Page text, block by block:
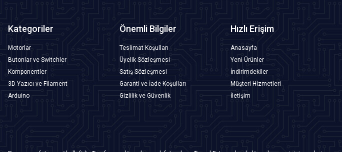
Kategoriler
Motorlar
Butonlar ve Switchler
Komponentler
3D Yazıcı ve Filament
Arduino
Önemli Bilgiler
Teslimat Koşulları
Üyelik Sözleşmesi
Satış Sözleşmesi
Garanti ve İade Koşulları
Gizlilik ve Güvenlik
Hızlı Erişim
Anasayfa
Yeni Ürünler
İndirimdekiler
Müşteri Hizmetleri
İletişim